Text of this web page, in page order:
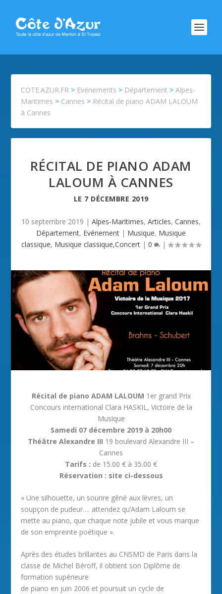
COTE.AZUR.FR > Evénements > Département >Alpes-
Maritimes > Cannes > Récital de piano ADAM LALOUM
à Cannes
RÉCITAL DE PIANO ADAM
LALOUM À CANNES
LE 7 DÉCEMBRE 2019
10 septembre 2019 | Alpes-Maritimes, Articles, Cannes,
Département, Evénement | Musique, Musique
classique, Musique classique,Concert | 0 |
Récital de piano ADAM LALOUM 1er grand Prix
Concours international Clara HASKIL, Victoire de la
Musique
Samedi 07 décembre 2019 à 20h00
Théâtre Alexandre III 19 boulevard Alexandre III –
Cannes
Tarifs : de 15.00 € à 35.00 €
Réservation : site ci-dessous
« Une silhouette, un sourire gêné aux lèvres, un
soupçon de pudeur…. attendez qu’Adam Laloum se
mette au piano, que chaque note jubile et vous marque
de son empreinte poétique ».
Après des études brillantes au CNSMD de Paris dans la
classe de Michel Béroff, il obtient son Diplôme de
formation supérieure
de piano en juin 2006 et poursuit un cycle de